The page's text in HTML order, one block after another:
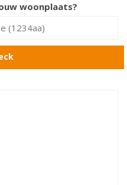
woonplaats?